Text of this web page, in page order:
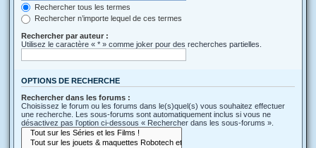
Rechercher tous les termes
Rechercher n’importe lequel de ces termes
Rechercher par auteur :
Utilisez le caractère « * » comme joker pour des recherches partielles.
OPTIONS DE RECHERCHE
Rechercher dans les forums :
Choisissez le forum ou les forums dans le(s)quel(s) vous souhaitez effectuer
une recherche. Les sous-forums sont automatiquement inclus si vous ne
désactivez pas l’option ci-dessous « Rechercher dans les sous-forums ».